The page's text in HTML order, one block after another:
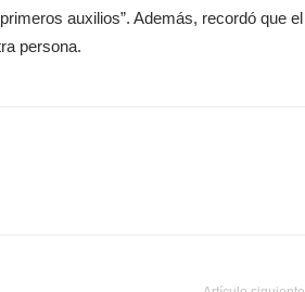
auxilios”. Además, recordó que el
persona.